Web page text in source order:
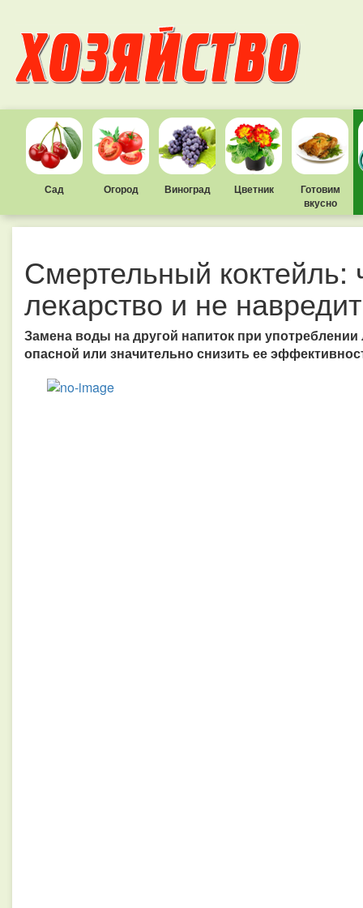
Сад Огород Виноград Цветник
Готовим
вкусно
Смертельный коктейль:
лекарство и не
Замена воды на другой напиток при употреблении
опасной или значительно снизить ее